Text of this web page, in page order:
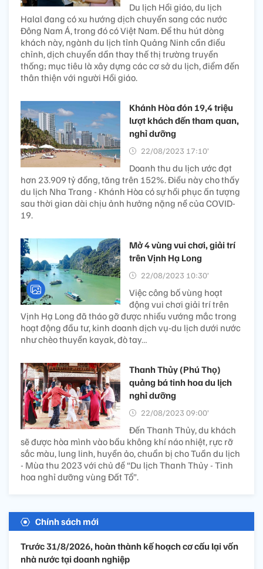
Du lịch Hồi giáo, du lịch
Halal đang có xu hướng dịch chuyển sang các nước
Đông Nam Á, trong đó có Việt Nam. Để thu hút dòng
khách này, ngành du lịch tỉnh Quảng Ninh cần điều
chỉnh, dịch chuyển dần thay thế thị trường truyền
thống; mục tiêu là xây dựng các cơ sở du lịch, điểm đến
thân thiện với người Hồi giáo.
Khánh Hòa đón 19,4 triệu
lượt khách đến tham quan,
nghỉ dưỡng
22/08/2023 17:10’
Doanh thu du lịch ước đạt
hơn 23.909 tỷ đồng, tăng trên 152%. Điều này cho thấy
du lịch Nha Trang - Khánh Hòa có sự hồi phục ấn tượng
sau thời gian dài chịu ảnh hưởng nặng nề của COVID-
19.
Mở 4 vùng vui chơi, giải trí
trên Vịnh Hạ Long
22/08/2023 10:30’
Việc công bố vùng hoạt
động vui chơi giải trí trên
Vịnh Hạ Long đã tháo gỡ được nhiều vướng mắc trong
hoạt động đầu tư, kinh doanh dịch vụ-du lịch dưới nước
như chèo thuyền kayak, đò tay…
Thanh Thủy (Phú Thọ)
quảng bá tinh hoa du lịch
nghỉ dưỡng
22/08/2023 09:00’
Đến Thanh Thủy, du khách
sẽ được hòa mình vào bầu không khí náo nhiệt, rực rỡ
sắc màu, lung linh, huyền ảo, chuẩn bị cho Tuần du lịch
- Mùa thu 2023 với chủ đề “Du lịch Thanh Thủy - Tinh
hoa nghỉ dưỡng vùng Đất Tổ”.
Chính sách mới
Trước 31/8/2026, hoàn thành kế hoạch cơ cấu lại vốn
nhà nước tại doanh nghiệp